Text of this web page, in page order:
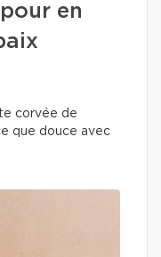
en
corvée de
que douce avec